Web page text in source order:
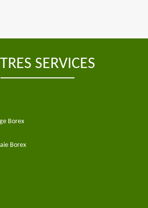
SERVICES
Borex
Borex